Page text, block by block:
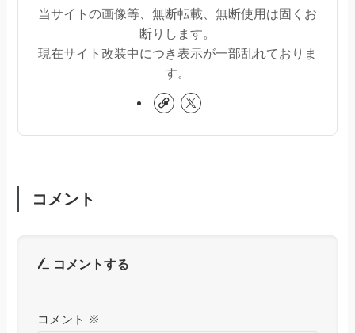
当サイトの画像等、無断転載、無断使用は固くお
断りします。
現在サイト改装中につき表示が一部乱れておりま
す。
コメント
コメントする
コメント ※